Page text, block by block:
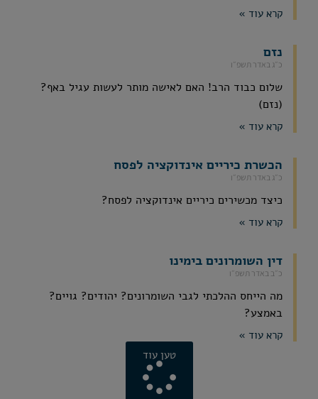
קרא עוד »
נזם
כ״ג באדר תשפ״ו
שלום כבוד הרב! האם לאישה מותר לעשות עגיל באף?
(נזם)
קרא עוד »
הכשרת כיריים אינדוקציה לפסח
כ״ג באדר תשפ״ו
כיצד מכשירים כיריים אינדוקציה לפסח?
קרא עוד »
דין השומרונים בימינו
כ״ב באדר תשפ״ו
מה הייחס ההלכתי לגבי השומרונים? יהודים? גויים?
באמצע?
קרא עוד »
טען עוד